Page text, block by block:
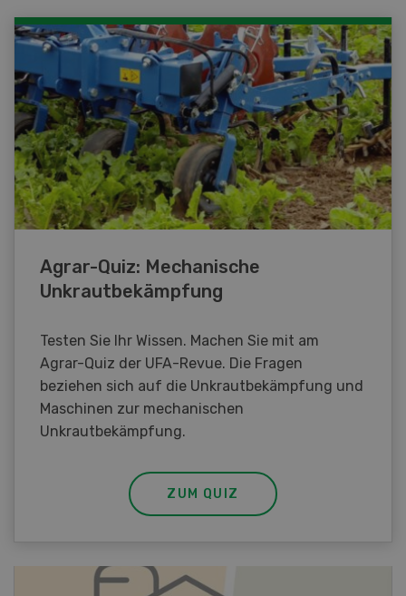
Agrar-Quiz: Mechanische
Unkrautbekämpfung
Testen Sie Ihr Wissen. Machen Sie mit am
Agrar-Quiz der UFA-Revue. Die Fragen
beziehen sich auf die Unkrautbekämpfung und
Maschinen zur mechanischen
Unkrautbekämpfung.
ZUM QUIZ